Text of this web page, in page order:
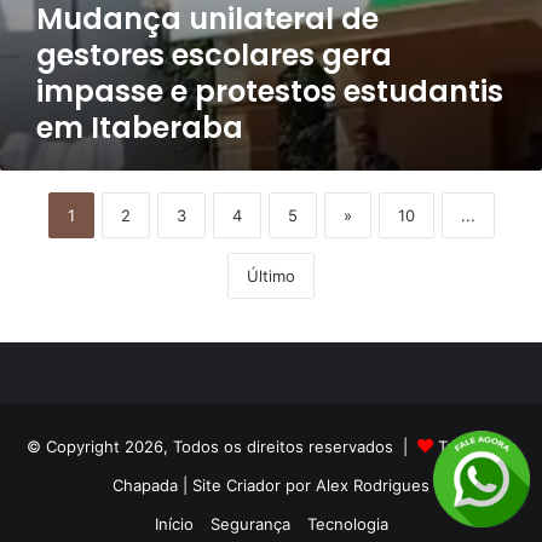
Mudança unilateral de
gestores escolares gera
impasse e protestos estudantis
em Itaberaba
1 2 3 4 5 » 10 ...
Último
© Copyright 2026, Todos os direitos reservados |
Tribuna da
Chapada | Site Criador por Alex Rodrigues
Início
Segurança Tecnologia